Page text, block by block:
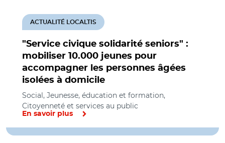
"Service civique solidarité seniors" :
mobiliser 10.000 jeunes pour
accompagner les personnes âgées
isolées à domicile
ACTUALITÉ LOCALTIS
Social, Jeunesse, éducation et formation,
Citoyenneté et services au public
En savoir plus